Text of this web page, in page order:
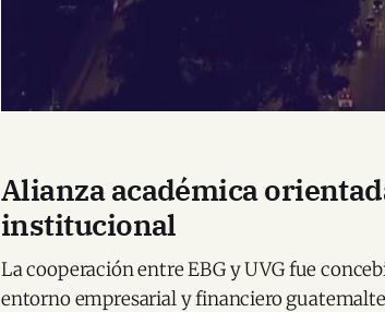
Alianza académica
institucional
La cooperación entre EBG y UVG fue
entorno empresarial y financiero